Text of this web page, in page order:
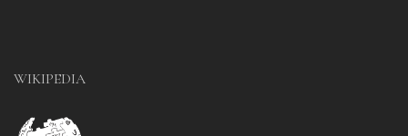
WIKIPEDIA